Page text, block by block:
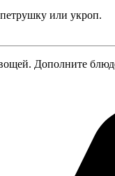
или укроп.
Дополните